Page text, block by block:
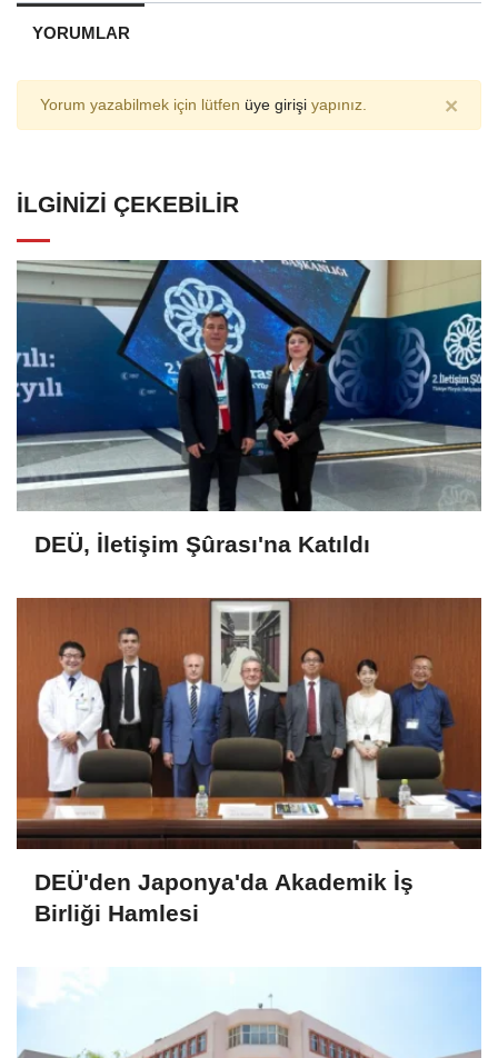
YORUMLAR
Yorum yazabilmek için lütfen üye girişi yapınız. ×
İLGINIZI ÇEKEBILIR
DEÜ, İletişim Şûrası'na Katıldı
DEÜ'den Japonya'da Akademik İş
Birliği Hamlesi